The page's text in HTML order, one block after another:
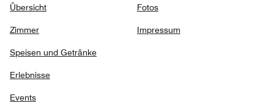
Übersicht
Zimmer
Speisen und Getränke
Erlebnisse
Events
Fotos
Impressum